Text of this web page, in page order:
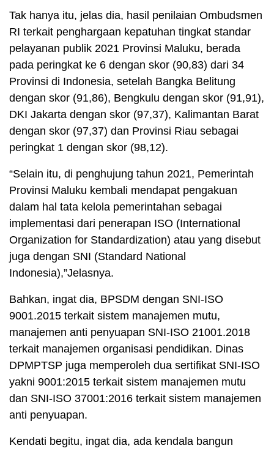
Tak hanya itu, jelas dia, hasil penilaian Ombudsmen
RI terkait penghargaan kepatuhan tingkat standar
pelayanan publik 2021 Provinsi Maluku, berada
pada peringkat ke 6 dengan skor (90,83) dari 34
Provinsi di Indonesia, setelah Bangka Belitung
dengan skor (91,86), Bengkulu dengan skor (91,91),
DKI Jakarta dengan skor (97,37), Kalimantan Barat
dengan skor (97,37) dan Provinsi Riau sebagai
peringkat 1 dengan skor (98,12).
“Selain itu, di penghujung tahun 2021, Pemerintah
Provinsi Maluku kembali mendapat pengakuan
dalam hal tata kelola pemerintahan sebagai
implementasi dari penerapan ISO (International
Organization for Standardization) atau yang disebut
juga dengan SNI (Standard National
Indonesia),”Jelasnya.
Bahkan, ingat dia, BPSDM dengan SNI-ISO
9001.2015 terkait sistem manajemen mutu,
manajemen anti penyuapan SNI-ISO 21001.2018
terkait manajemen organisasi pendidikan. Dinas
DPMPTSP juga memperoleh dua sertifikat SNI-ISO
yakni 9001:2015 terkait sistem manajemen mutu
dan SNI-ISO 37001:2016 terkait sistem manajemen
anti penyuapan.
Kendati begitu, ingat dia, ada kendala bangun